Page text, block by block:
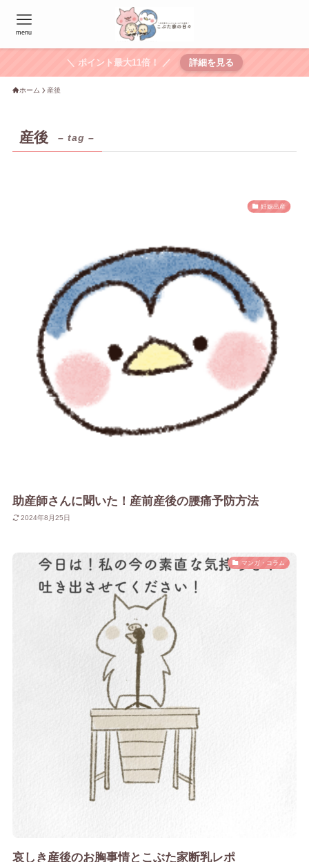
menu
＼ ポイント最大11倍！ ／ 詳細を見る
ホーム 産後
産後 – tag –
妊娠出産
助産師さんに聞いた！産前産後の腰痛予防方法
2024年8月25日
マンガ・コラム
哀しき産後のお胸事情とこぶた家断乳レポ